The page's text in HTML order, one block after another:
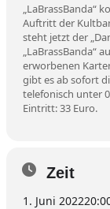
„LaBrassBanda“
Auftritt der
steht jetzt der
„LaBrassBanda“
erworbenen
gibt es ab sofort
telefonisch unter
Eintritt: 33 Euro.
Zeit
1. Juni 2022